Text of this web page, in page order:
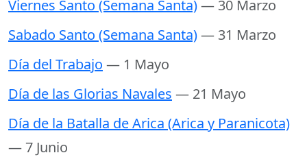
Viernes Santo (Semana Santa)— 30 Marzo
Sabado Santo (Semana Santa)— 31 Marzo
Día del Trabajo — 1 Mayo
Día de las Glorias Navales — 21 Mayo
Día de la Batalla de Arica (Arica y Paranicota)
— 7 Junio